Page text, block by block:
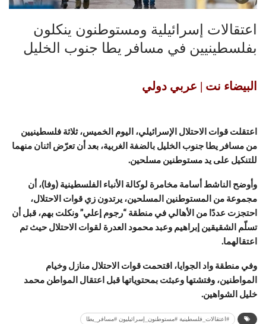
اعتقالات إسرائيلية ومستوطنون ينكلون
بفلسطينيين في مسافر يطا جنوب الخليل
البيضاء نت | عربي دولي
اعتقلت قوات الاحتلال الإسرائيلي، اليوم الخميس، ثلاثة فلسطينيين
من مسافر يطا جنوب الخليل بالضفة الغربية، بعد أن تعرّض اثنان منهما
للتنكيل على يد مستوطنين مسلحين.
وأوضح الناشط أسامة مخامرة لوكالة الأنباء الفلسطينية (وفا)، أن
مجموعة من المستوطنين المسلحين، يرتدون زي قوات الاحتلال،
احتجزت عددًا من الأهالي في منطقة “رجوم إعلي” ونكلت بهم، قبل أن
تسلّم الشقيقين إبراهيم وعبد محمود العدرة لقوات الاحتلال حيث تم
اعتقالهما.
وفي منطقة واد الجوايا، اقتحمت قوات الاحتلال منازل وخيام
المواطنين، وفتشتها وعبثت بمحتوياتها قبل اعتقال المواطن محمد
خليل الشواهين.
#اعتقالات_فلسطينية #مستوطنون_إسرائيليون #مسافر_يطا